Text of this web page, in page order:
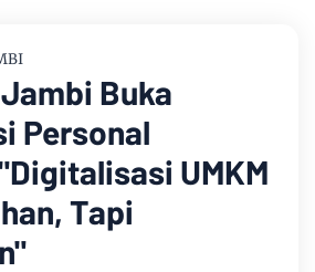
Buka
Personal
UMKM
Tapi